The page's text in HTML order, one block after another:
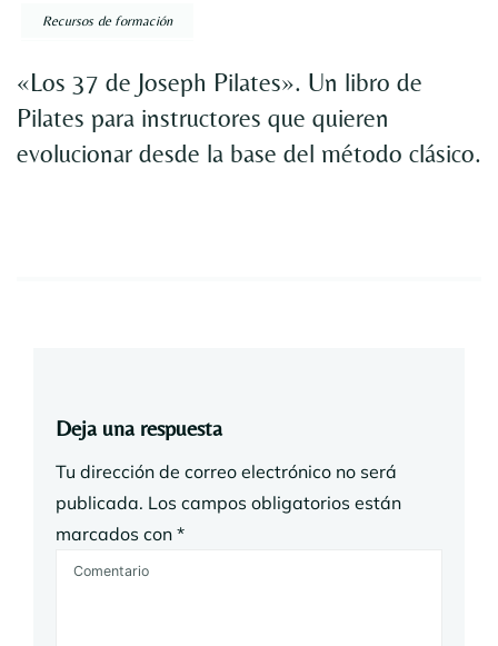
Recursos de formación
«Los 37 de Joseph Pilates». Un libro de
Pilates para instructores que quieren
evolucionar desde la base del método clásico.
Deja una respuesta
Tu dirección de correo electrónico no será
publicada. Los campos obligatorios están
marcados con *